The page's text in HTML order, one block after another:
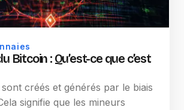
Bitcoin : Qu’est-ce que c’est
créés et générés par le biais
signifie que les mineurs